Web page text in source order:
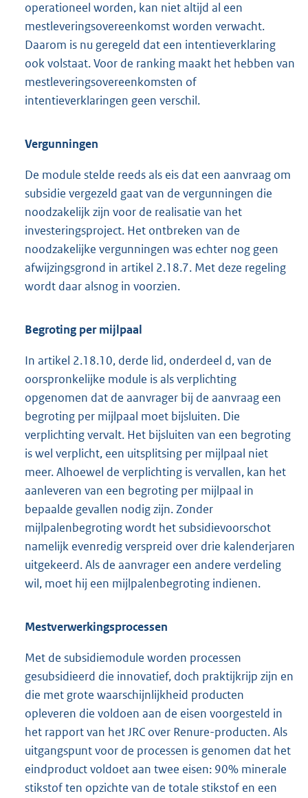
operationeel worden, kan niet altijd al een
mestleveringsovereenkomst worden verwacht.
Daarom is nu geregeld dat een intentieverklaring
ook volstaat. Voor de ranking maakt het hebben van
mestleveringsovereenkomsten of
intentieverklaringen geen verschil.
Vergunningen
De module stelde reeds als eis dat een aanvraag om
subsidie vergezeld gaat van de vergunningen die
noodzakelijk zijn voor de realisatie van het
investeringsproject. Het ontbreken van de
noodzakelijke vergunningen was echter nog geen
afwijzingsgrond in artikel 2.18.7. Met deze regeling
wordt daar alsnog in voorzien.
Begroting per mijlpaal
In artikel 2.18.10, derde lid, onderdeel d, van de
oorspronkelijke module is als verplichting
opgenomen dat de aanvrager bij de aanvraag een
begroting per mijlpaal moet bijsluiten. Die
verplichting vervalt. Het bijsluiten van een begroting
is wel verplicht, een uitsplitsing per mijlpaal niet
meer. Alhoewel de verplichting is vervallen, kan het
aanleveren van een begroting per mijlpaal in
bepaalde gevallen nodig zijn. Zonder
mijlpalenbegroting wordt het subsidievoorschot
namelijk evenredig verspreid over drie kalenderjaren
uitgekeerd. Als de aanvrager een andere verdeling
wil, moet hij een mijlpalenbegroting indienen.
Mestverwerkingsprocessen
Met de subsidiemodule worden processen
gesubsidieerd die innovatief, doch praktijkrijp zijn en
die met grote waarschijnlijkheid producten
opleveren die voldoen aan de eisen voorgesteld in
het rapport van het JRC over Renure-producten. Als
uitgangspunt voor de processen is genomen dat het
eindproduct voldoet aan twee eisen: 90% minerale
stikstof ten opzichte van de totale stikstof en een